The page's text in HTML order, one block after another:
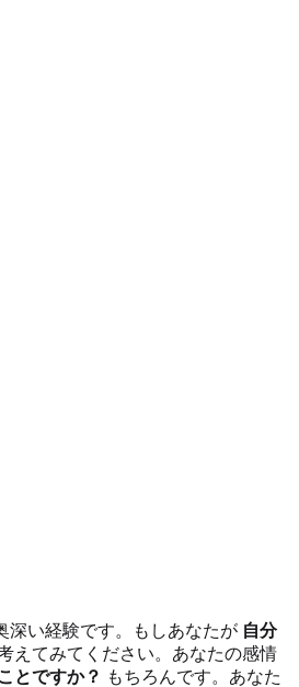
深い経験です。もしあなたが 自分
えてみてください。あなたの感情
とですか？ もちろんです。あなた